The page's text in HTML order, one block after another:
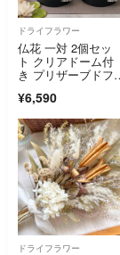
ドライフラワー
仏花 一対 2個セッ
ト クリアドーム付
き プリザーブドフ
ー お供え花 仏壇 お
盆 初盆 ペット供養
¥6,590
ドライフラワー